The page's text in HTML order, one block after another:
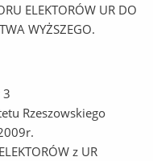
ELEKTORÓW UR DO
WYŻSZEGO.
3
Rzeszowskiego
z UR